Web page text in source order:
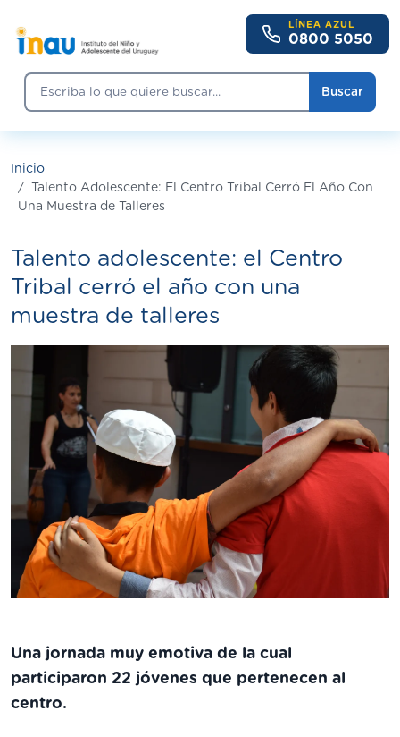
Buscar
Buscar
LÍNEA AZUL
0800 5050
Inicio
Talento Adolescente: El Centro Tribal Cerró El Año Con
Una Muestra de Talleres
Talento adolescente: el Centro
Tribal cerró el año con una
muestra de talleres
Una jornada muy emotiva de la cual
participaron 22 jóvenes que pertenecen al
centro.